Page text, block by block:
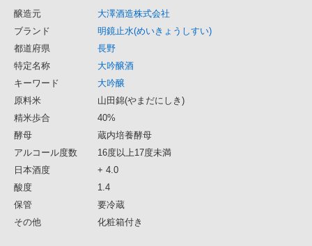
醸造元
大澤酒造株式会社
ブランド
明鏡止水(めいきょうしすい)
都道府県
長野
特定名称
大吟醸酒
キーワード
大吟醸
原料米
山田錦(やまだにしき)
精米歩合
40%
酵母
蔵内培養酵母
アルコール度数
16度以上17度未満
日本酒度
+ 4.0
酸度
1.4
保管
要冷蔵
その他
化粧箱付き